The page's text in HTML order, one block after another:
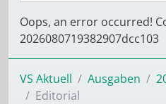
Oops, an error occurred!
2026080719382907dcc103
VS Aktuell Ausgaben
Editorial